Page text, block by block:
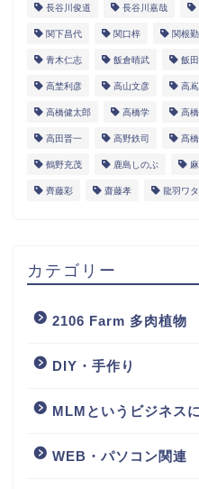
長谷川俊道 長谷川嘉哉
関下昌代 関口梓 関根勤
青木仁志 飯倉晴武 飯
高埜利彦 高山文彦 高
高橋健太郎 高橋学 高
高田晋一 高野鉄司 髙
鶴野充茂 鹿島しのぶ
齊藤彩 齋藤孝 龍羽ワ
カテゴリー
2106 Farm 多肉植物
DIY・手作り
MLMというビジネス
WEB・パソコン関連